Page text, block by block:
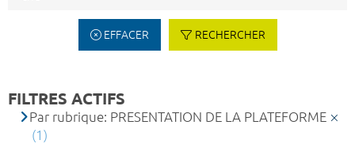
EFFACER RECHERCHER
FILTRES ACTIFS
Par rubrique: PRESENTATION DE LA PLATEFORME
(1)